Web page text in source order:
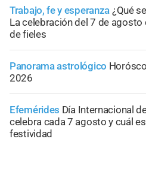
Trabajo, fe y esperanza ¿Qué
La celebración del 7 de agosto
de fieles
Panorama astrológico
2026
Efemérides Día Internacional
celebra cada 7 agosto y cuál
festividad